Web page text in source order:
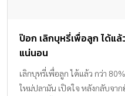
ป๊อก เลิกบุหรี่เพื่อลูก ได้แ
แน่นอน
เลิกบุหรี่เพื่อลูก ได้แล้ว กว่า
ใหม่ปลามัน เปิดใจ หลังกลับจา